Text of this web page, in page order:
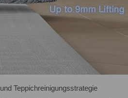
Teppichreinigungsstrategie